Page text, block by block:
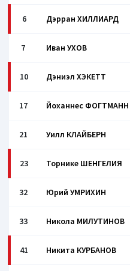
6 Дэрран ХИЛЛИАРД
7 Иван УХОВ
10 Дэниэл ХЭКЕТТ
17 Йоханнес ФОГТМАНН
21 Уилл КЛАЙБЕРН
23 Торнике ШЕНГЕЛИЯ
32 Юрий УМРИХИН
33 Никола МИЛУТИНОВ
41 Никита КУРБАНОВ